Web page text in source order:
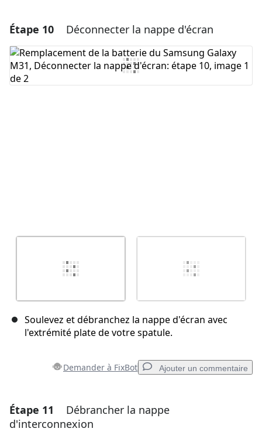
Ajouter un commentaire
Ajouter un commentaire
Étape 10 Déconnecter la nappe d'écran
Soulevez et débranchez la nappe d'écran avec
l'extrémité plate de votre spatule.
Demander à FixBot Ajouter un commentaire
Ajouter un commentaire
Étape 11
Débrancher la nappe
d'interconnexion